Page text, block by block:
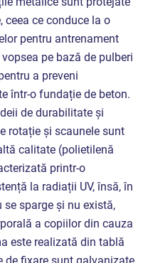
ce conduce la o
pentru antrenament
pe bază de pulberi
a preveni
într-o fundație de beton.
de durabilitate și
rotație și scaunele sunt
calitate (polietilenă
printr-o
la radiații UV, însă, în
se sparge și nu există,
a copiilor din cauza
este realizată din tablă